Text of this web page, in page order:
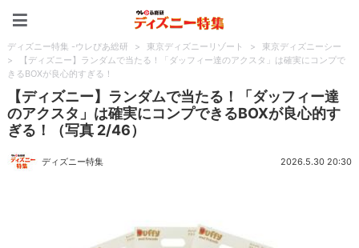
ディズニー特集 -ウレぴあ総研 > 東京ディズニーリゾート >
東京ディズニーシー
>
【ディズニー】ランダムで当たる！「ダッフィー達のアクスタ」は確実にコンプで
きるBOXが良心的すぎる！
【ディズニー】ランダムで当たる！「ダッフィー達
のアクスタ」は確実にコンプできるBOXが良心的す
ぎる！（写真 2/46）
ディズニー特集 2026.5.30 20:30